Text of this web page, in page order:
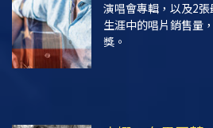
演唱會專輯，以及2
生涯中的唱片銷售量
獎。